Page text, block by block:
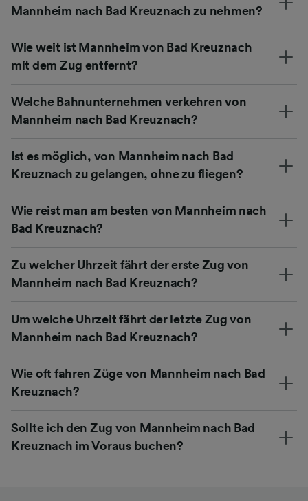
Mannheim nach Bad Kreuznach zu nehmen?
Wie weit ist Mannheim von Bad Kreuznach
mit dem Zug entfernt?
Welche Bahnunternehmen verkehren von
Mannheim nach Bad Kreuznach?
Ist es möglich, von Mannheim nach Bad
Kreuznach zu gelangen, ohne zu fliegen?
Wie reist man am besten von Mannheim nach
Bad Kreuznach?
Zu welcher Uhrzeit fährt der erste Zug von
Mannheim nach Bad Kreuznach?
Um welche Uhrzeit fährt der letzte Zug von
Mannheim nach Bad Kreuznach?
Wie oft fahren Züge von Mannheim nach Bad
Kreuznach?
Sollte ich den Zug von Mannheim nach Bad
Kreuznach im Voraus buchen?